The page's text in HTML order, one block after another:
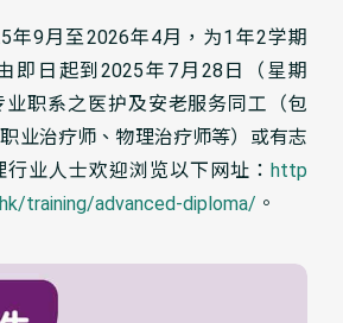
年9月至2026年4月，为1年2学期
即日起到2025年7月28日（星期
业职系之医护及安老服务同工（包
业治疗师、物理治疗师等）或有志
业人士欢迎浏览以下网址： http
training/advanced-diploma/ 。